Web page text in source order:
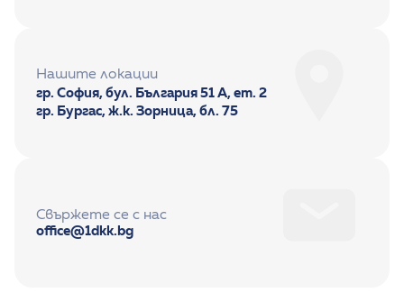
Нашите локации
гр. София, бул. България 51 А, ет. 2
гр. Бургас, ж.к. Зорница, бл. 75
Свържете се с нас
office@1dkk.bg